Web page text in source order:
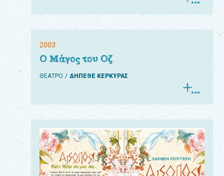
2003
Ο Μάγος του Οζ
ΘΕΑΤΡΟ ΔΗΠΕΘΕ ΚΕΡΚΥΡΑΣ